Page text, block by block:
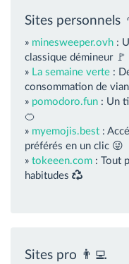
Sites personnels
» minesweeper.ovh :
classique démineur 🚩
» La semaine verte :
consommation de
» pomodoro.fun : Un
🍊
» myemojis.best :
préférés en un clic 😜
» tokeeen.com : Tout
habitudes
Sites pro 👨‍💻